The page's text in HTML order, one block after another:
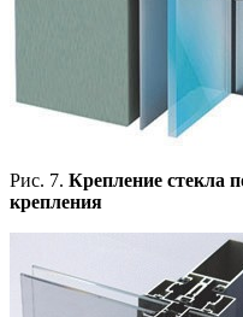
Рис. 7. Крепление стекла
крепления